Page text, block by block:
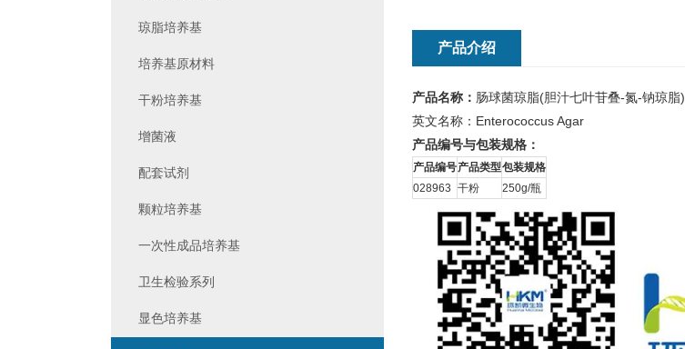
产品介绍
产品名称： 肠球菌琼脂(胆汁七叶苷叠-氮-钠琼脂)
英文名称：Enterococcus Agar
产品编号与包装规格：
产品编号产品类型包装规格
028963 干粉 250g/瓶
琼脂培养基
培养基原材料
干粉培养基
增菌液
配套试剂
颗粒培养基
一次性成品培养基
卫生检验系列
显色培养基